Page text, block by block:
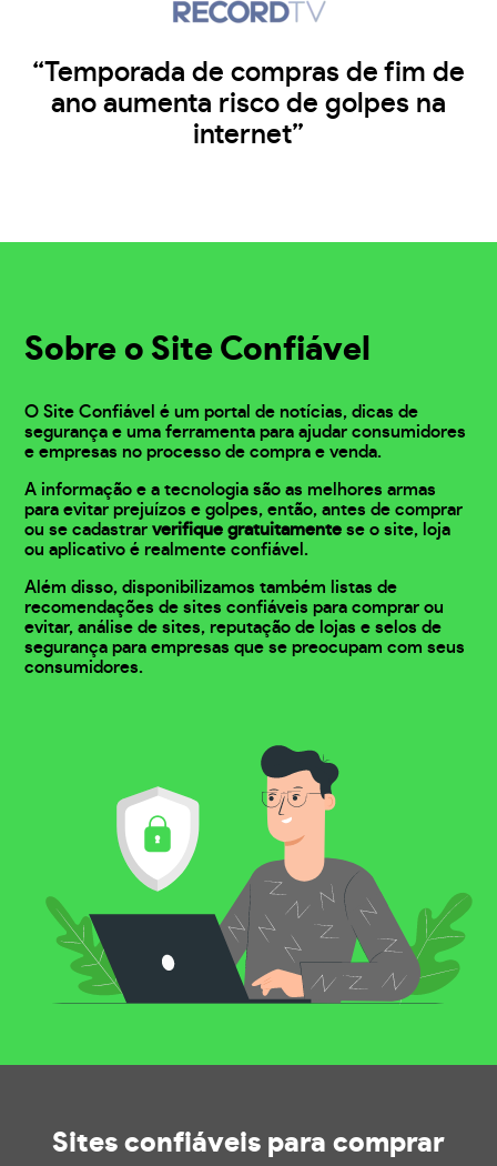
“Temporada de compras de fim de
ano aumenta risco de golpes na
internet”
Sobre o Site Confiável
O Site Confiável é um portal de notícias, dicas de
segurança e uma ferramenta para ajudar consumidores
e empresas no processo de compra e venda.
A informação e a tecnologia são as melhores armas
para evitar prejuízos e golpes, então, antes de comprar
ou se cadastrarverifique gratuitamente se o site, loja
ou aplicativo é realmente confiável.
Além disso, disponibilizamos também listas de
recomendações de sites confiáveis para comprar ou
evitar, análise de sites, reputação de lojas e selos de
segurança para empresas que se preocupam com seus
consumidores.
Sites confiáveis para comprar